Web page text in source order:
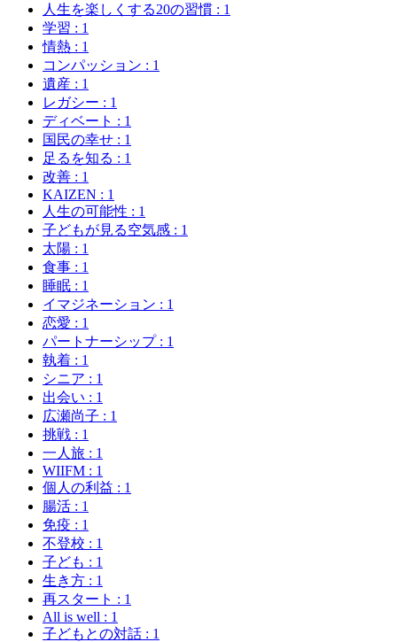
人生を楽しくする20の習慣 : 1
学習 : 1
情熱 : 1
コンパッション : 1
遺産 : 1
レガシー : 1
ディベート : 1
国民の幸せ : 1
足るを知る : 1
改善 : 1
KAIZEN : 1
人生の可能性 : 1
子どもが見る空気感 : 1
太陽 : 1
食事 : 1
睡眠 : 1
イマジネーション : 1
恋愛 : 1
パートナーシップ : 1
執着 : 1
シニア : 1
出会い : 1
広瀬尚子 : 1
挑戦 : 1
一人旅 : 1
WIIFM : 1
個人の利益 : 1
腸活 : 1
免疫 : 1
不登校 : 1
子ども : 1
生き方 : 1
再スタート : 1
All is well : 1
子どもとの対話 : 1